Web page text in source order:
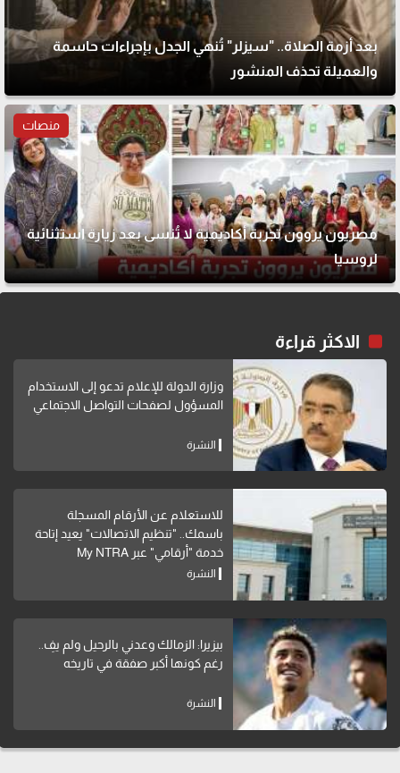
بعد أزمة الصلاة.. "سيزلر" تُنهي الجدل بإجراءات حاسمة
والعميلة تحذف المنشور
منصات
مصريون يروون تجربة أكاديمية لا تُنسى بعد زيارة استثنائية
لروسيا
الاكثر قراءة
وزارة الدولة للإعلام تدعو إلى الاستخدام
المسؤول لصفحات التواصل الاجتماعي
النشرة
للاستعلام عن الأرقام المسجلة
باسمك.. "تنظيم الاتصالات" يعيد إتاحة
خدمة "أرقامي" عبر My NTRA
النشرة
بيزيرا: الزمالك وعدني بالرحيل ولم يفِ..
رغم كونها أكبر صفقة في تاريخه
النشرة